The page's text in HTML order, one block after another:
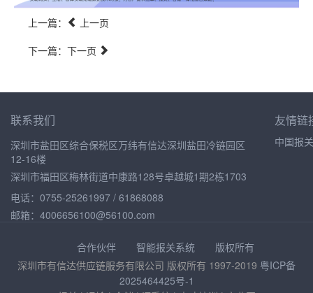
上一篇：
上一页
下一篇：下一页
联系我们
深圳市盐田区综合保税区万纬有信达深圳盐田冷链园区
12-16楼
深圳市福田区梅林街道中康路128号卓越城1期2栋1703
电话：0755-25261997 / 61868088
邮箱：4006656100@56100.com
友情链
中国报
合作伙伴 智能报关系统
版权所有
深圳市有信达供应链服务有限公司 版权所有 1997-2019 粤ICP备
2025464425号-1